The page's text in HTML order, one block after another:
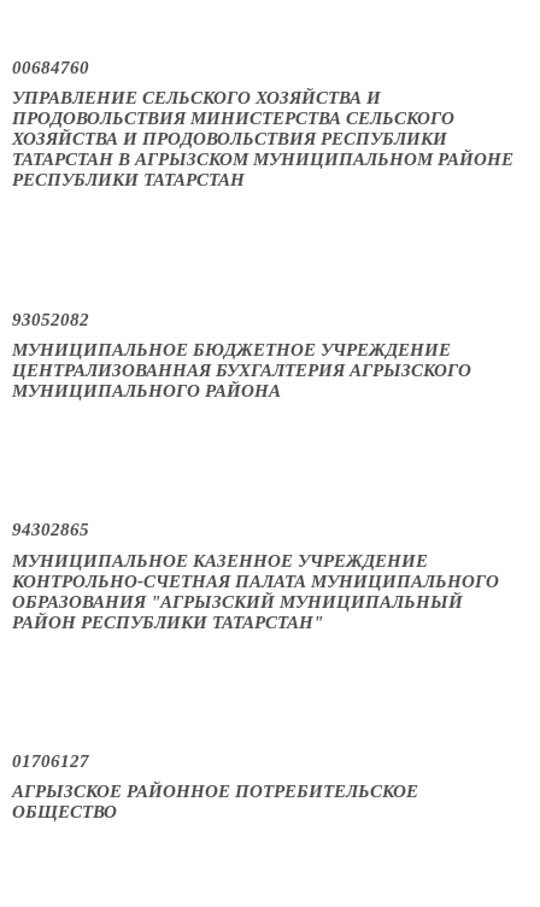
00684760
УПРАВЛЕНИЕ СЕЛЬСКОГО ХОЗЯЙСТВА И
ПРОДОВОЛЬСТВИЯ МИНИСТЕРСТВА СЕЛЬСКОГО
ХОЗЯЙСТВА И ПРОДОВОЛЬСТВИЯ РЕСПУБЛИКИ
ТАТАРСТАН В АГРЫЗСКОМ МУНИЦИПАЛЬНОМ РАЙОНЕ
РЕСПУБЛИКИ ТАТАРСТАН
93052082
МУНИЦИПАЛЬНОЕ БЮДЖЕТНОЕ УЧРЕЖДЕНИЕ
ЦЕНТРАЛИЗОВАННАЯ БУХГАЛТЕРИЯ АГРЫЗСКОГО
МУНИЦИПАЛЬНОГО РАЙОНА
94302865
МУНИЦИПАЛЬНОЕ КАЗЕННОЕ УЧРЕЖДЕНИЕ
КОНТРОЛЬНО-СЧЕТНАЯ ПАЛАТА МУНИЦИПАЛЬНОГО
ОБРАЗОВАНИЯ "АГРЫЗСКИЙ МУНИЦИПАЛЬНЫЙ
РАЙОН РЕСПУБЛИКИ ТАТАРСТАН"
01706127
АГРЫЗСКОЕ РАЙОННОЕ ПОТРЕБИТЕЛЬСКОЕ
ОБЩЕСТВО